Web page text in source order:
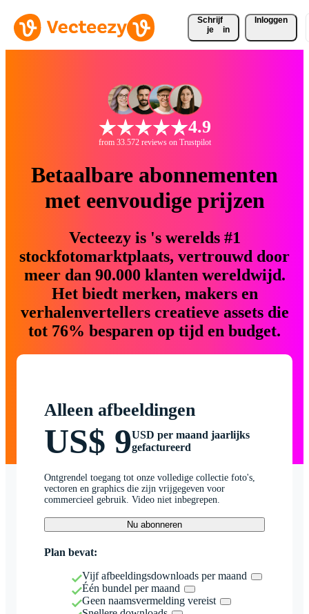
Schrijf
je
in
Inloggen
4.9
from 33.572 reviews on Trustpilot
Betaalbare abonnementen
met eenvoudige prijzen
Vecteezy is 's werelds #1
stockfotomarktplaats, vertrouwd door
meer dan 90.000 klanten wereldwijd.
Het biedt merken, makers en
verhalenvertellers creatieve assets die
tot 76% besparen op tijd en budget.
Alleen afbeeldingen
US$ 9USD per maand jaarlijks
gefactureerd
Ontgrendel toegang tot onze volledige collectie foto's,
vectoren en graphics die zijn vrijgegeven voor
commercieel gebruik. Video niet inbegrepen.
Nu abonneren
Plan bevat:
Vijf afbeeldingsdownloads per maand
Één bundel per maand
Geen naamsvermelding vereist